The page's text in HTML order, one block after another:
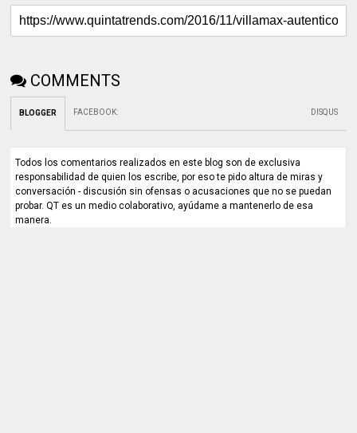
COMMENTS
BLOGGER FACEBOOK: DISQUS
Todos los comentarios realizados en este blog son de exclusiva
responsabilidad de quien los escribe, por eso te pido altura de miras y
conversación - discusión sin ofensas o acusaciones que no se puedan
probar. QT es un medio colaborativo, ayúdame a mantenerlo de esa
manera.